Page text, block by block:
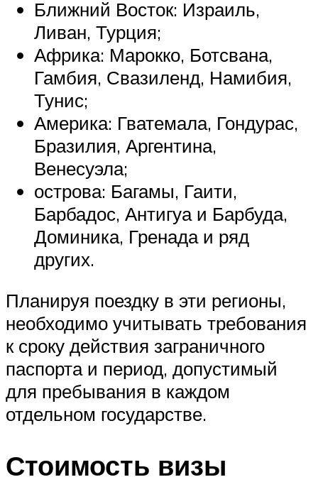
Ближний Восток: Израиль,
Ливан, Турция;
Африка: Марокко, Ботсвана,
Гамбия, Свазиленд, Намибия,
Тунис;
Америка: Гватемала, Гондурас,
Бразилия, Аргентина,
Венесуэла;
острова: Багамы, Гаити,
Барбадос, Антигуа и Барбуда,
Доминика, Гренада и ряд
других.
Планируя поездку в эти регионы,
необходимо учитывать требования
к сроку действия заграничного
паспорта и период, допустимый
для пребывания в каждом
отдельном государстве.
Стоимость визы